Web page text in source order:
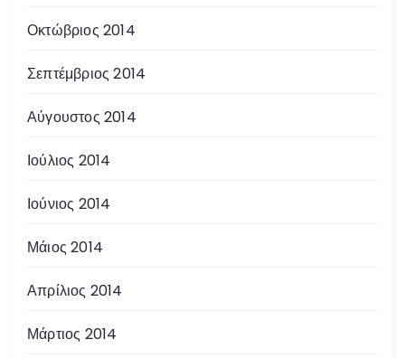
Οκτώβριος 2014
Σεπτέμβριος 2014
Αύγουστος 2014
Ιούλιος 2014
Ιούνιος 2014
Μάιος 2014
Απρίλιος 2014
Μάρτιος 2014